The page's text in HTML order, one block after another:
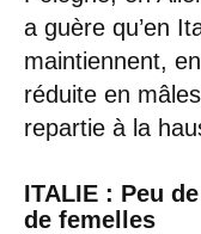
a guère qu’en
maintiennent,
réduite en
repartie à la
ITALIE : Peu
de femelles